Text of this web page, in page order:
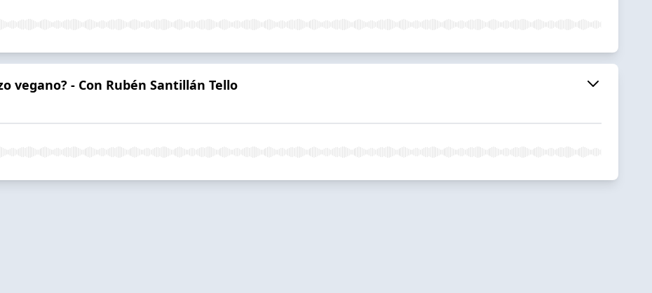
vegano? - Con Rubén Santillán Tello